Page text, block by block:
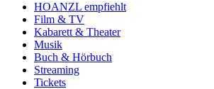
HOANZL empfiehlt
Film & TV
Kabarett & Theater
Musik
Buch & Hörbuch
Streaming
Tickets